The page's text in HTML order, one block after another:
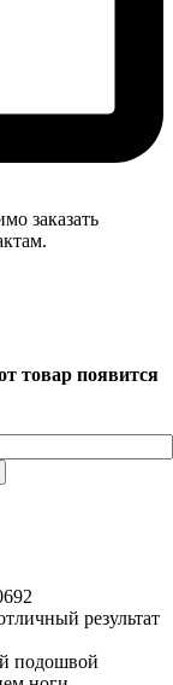
заказать
товар появится
результат
подошвой